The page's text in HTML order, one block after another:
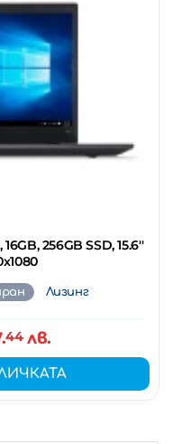
256GB SSD, 15.6''
Лизинг
44лв.